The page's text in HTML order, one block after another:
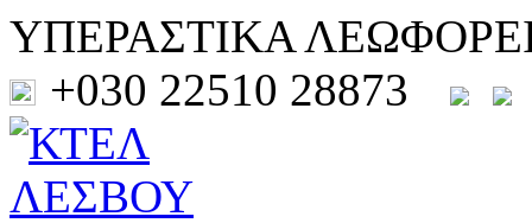
ΥΠΕΡΑΣΤΙΚΑ
+030 22510 28873